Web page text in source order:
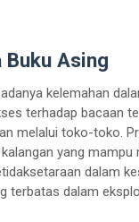
Buku Asing
kelemahan
terhadap bacaan
melalui toko-toko.
yang
dalam
terbatas dalam